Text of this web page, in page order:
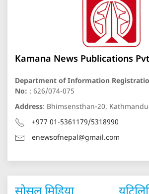
Kamana News Publications
Department of Information
No: : 626/074-075
Address: Bhimsensthan-20, Kathmandu
+977 01-5361179/5318990
enewsofnepal@gmail.com